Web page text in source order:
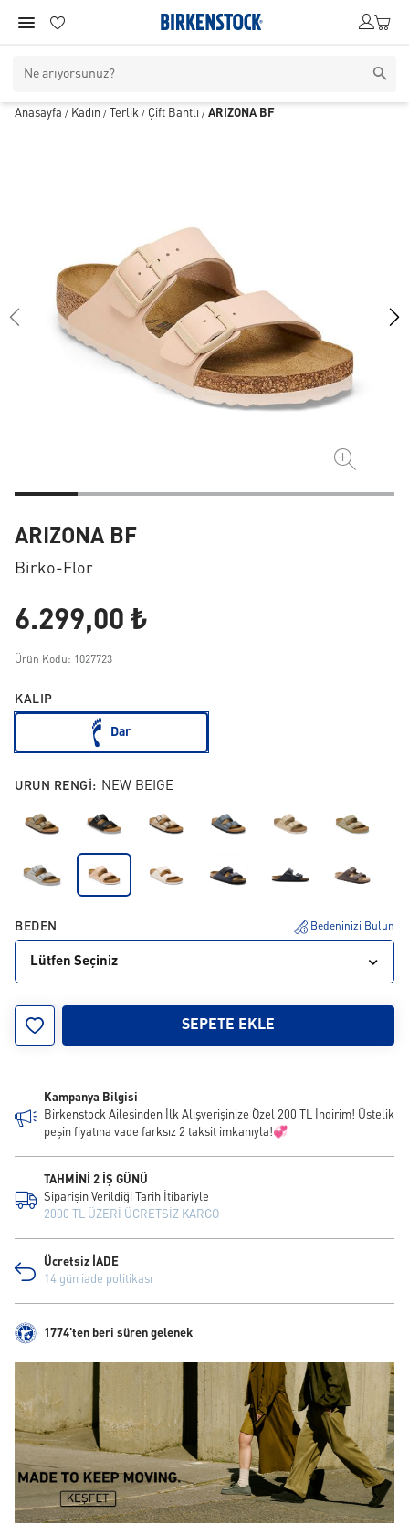
Anasayfa / Kadın / Terlik / Çift Bantlı / ARIZONA BF
ARIZONA BF
Birko-Flor
6.299,00 ₺
Ürün Kodu: 1027723
KALIP
Dar
URUN RENGI: NEW BEIGE
BEDEN Bedeninizi Bulun
Lütfen Seçiniz
44
SEPETE EKLE
Kampanya Bilgisi
Birkenstock Ailesinden İlk Alışverişinize Özel 200 TL İndirim! Üstelik
peşin fiyatına vade farksız 2 taksit imkanıyla!💞
TAHMİNİ 2 İŞ GÜNÜ
Siparişin Verildiği Tarih İtibariyle
2000 TL ÜZERİ ÜCRETSİZ KARGO
Ücretsiz İADE
14 gün iade politikası
1774'ten beri süren gelenek